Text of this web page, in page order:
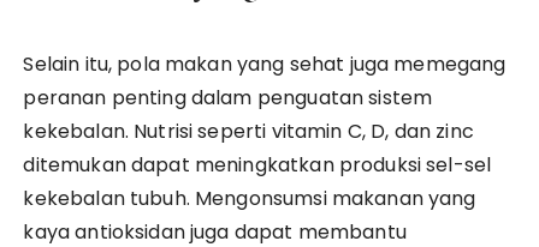
Selain itu, pola makan yang sehat juga memegang
peranan penting dalam penguatan sistem
kekebalan. Nutrisi seperti vitamin C, D, dan zinc
ditemukan dapat meningkatkan produksi sel-sel
kekebalan tubuh. Mengonsumsi makanan yang
kaya antioksidan juga dapat membantu